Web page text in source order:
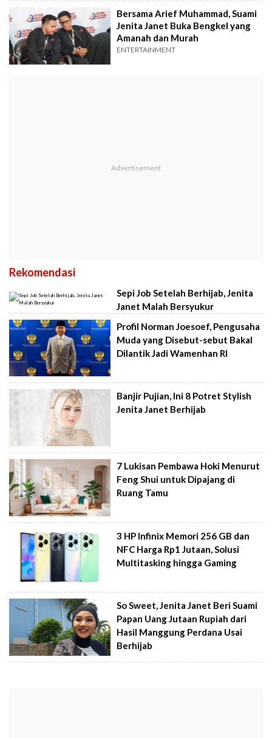
Bersama Arief Muhammad, Suami
Jenita Janet Buka Bengkel yang
Amanah dan Murah
ENTERTAINMENT
Rekomendasi
Sepi Job Setelah Berhijab, Jenita
Janet Malah Bersyukur
Profil Norman Joesoef, Pengusaha
Muda yang Disebut-sebut Bakal
Dilantik Jadi Wamenhan RI
Banjir Pujian, Ini 8 Potret Stylish
Jenita Janet Berhijab
7 Lukisan Pembawa Hoki Menurut
Feng Shui untuk Dipajang di
Ruang Tamu
3 HP Infinix Memori 256 GB dan
NFC Harga Rp1 Jutaan, Solusi
Multitasking hingga Gaming
So Sweet, Jenita Janet Beri Suami
Papan Uang Jutaan Rupiah dari
Hasil Manggung Perdana Usai
Berhijab